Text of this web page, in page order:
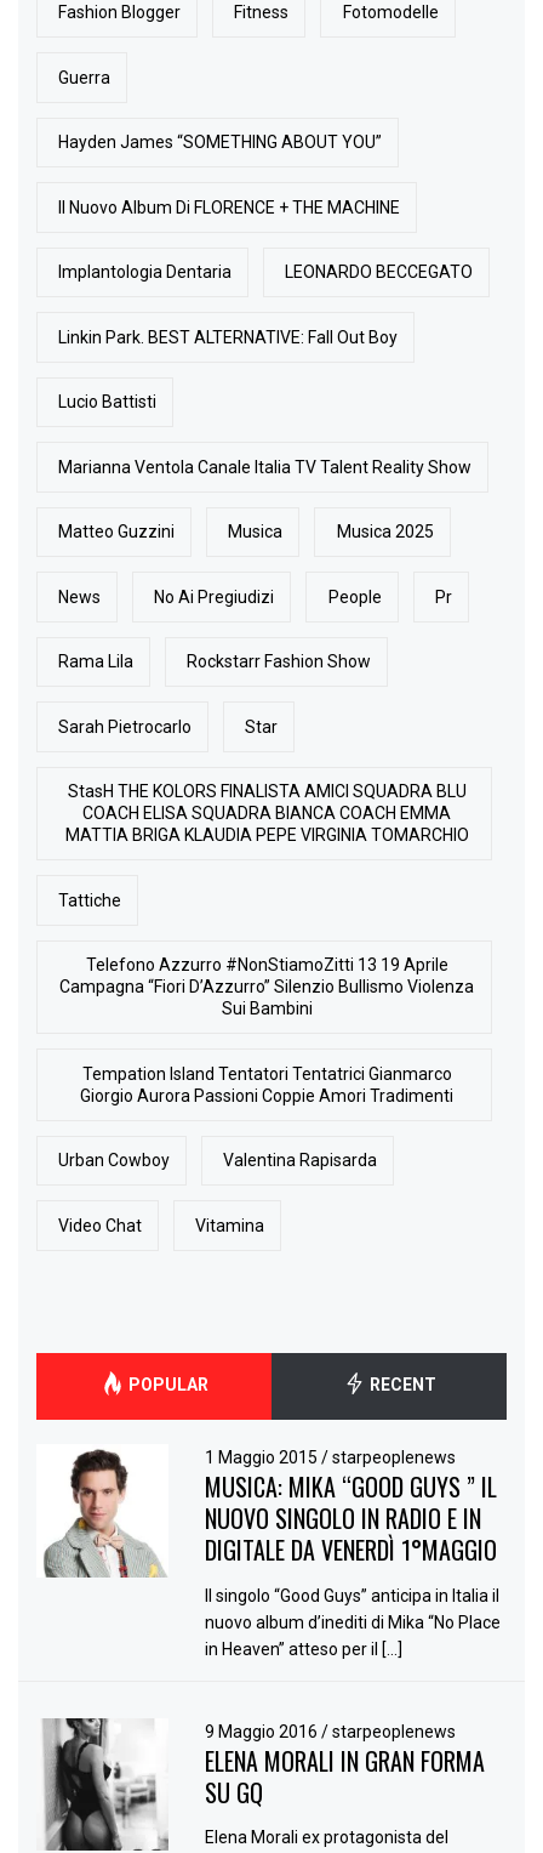
Fashion Blogger Fitness Fotomodelle
Guerra
Hayden James “SOMETHING ABOUT YOU”
Il Nuovo Album Di FLORENCE + THE MACHINE
Implantologia Dentaria LEONARDO BECCEGATO
Linkin Park. BEST ALTERNATIVE: Fall Out Boy
Lucio Battisti
Marianna Ventola Canale Italia TV Talent Reality Show
Matteo Guzzini Musica Musica 2025
News No Ai Pregiudizi People Pr
Rama Lila Rockstarr Fashion Show
Sarah Pietrocarlo Star
StasH THE KOLORS FINALISTA AMICI SQUADRA BLU
COACH ELISA SQUADRA BIANCA COACH EMMA
MATTIA BRIGA KLAUDIA PEPE VIRGINIA TOMARCHIO
Tattiche
Telefono Azzurro #NonStiamoZitti 13 19 Aprile
Campagna “Fiori D’Azzurro” Silenzio Bullismo Violenza
Sui Bambini
Tempation Island Tentatori Tentatrici Gianmarco
Giorgio Aurora Passioni Coppie Amori Tradimenti
Urban Cowboy Valentina Rapisarda
Video Chat Vitamina
POPULAR RECENT
1 Maggio 2015/ starpeoplenews
MUSICA: MIKA “GOOD GUYS ” IL
NUOVO SINGOLO IN RADIO E IN
DIGITALE DA VENERDÌ 1°MAGGIO
Il singolo “Good Guys” anticipa in Italia il
nuovo album d’inediti di Mika “No Place
in Heaven” atteso per il […]
9 Maggio 2016/ starpeoplenews
ELENA MORALI IN GRAN FORMA
SU GQ
Elena Morali ex protagonista del